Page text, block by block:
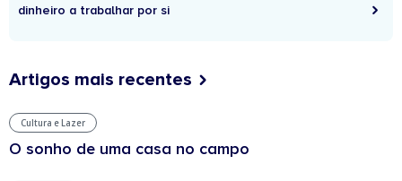
dinheiro a trabalhar por si
Artigos mais recentes
Cultura e Lazer
O sonho de uma casa no campo